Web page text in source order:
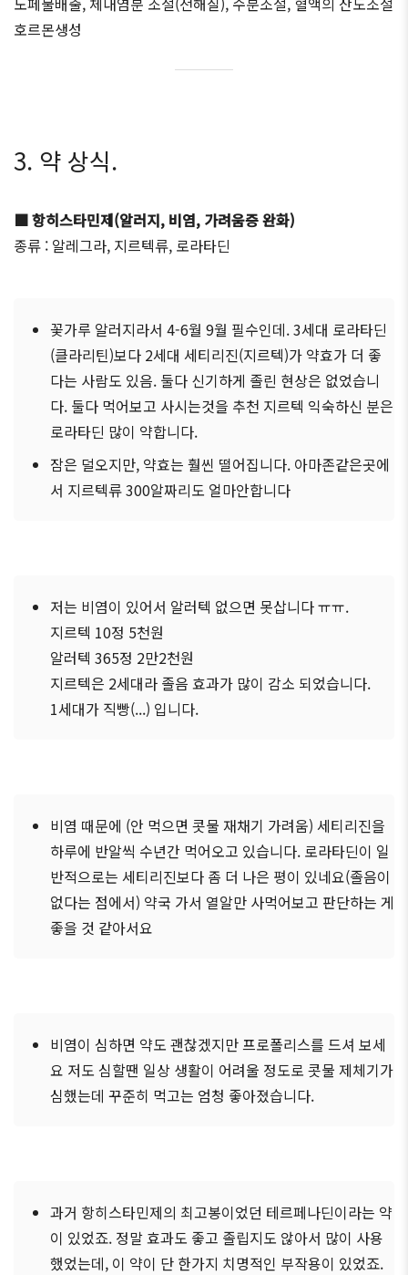
호르몬생성
3. 약 상식.
■ 항히스타민제(알러지, 비염, 가려움증 완화)
종류 : 알레그라, 지르텍류, 로라타딘
꽃가루 알러지라서 4-6월 9월 필수인데. 3세대 로라타딘
(클라리틴)보다 2세대 세티리진(지르텍)가 약효가 더 좋
다는 사람도 있음. 둘다 신기하게 졸린 현상은 없었습니
다. 둘다 먹어보고 사시는것을 추천 지르텍 익숙하신 분은
로라타딘 많이 약합니다.
잠은 덜오지만, 약효는 훨씬 떨어집니다. 아마존같은곳에
서 지르텍류 300알짜리도 얼마안합니다
저는 비염이 있어서 알러텍 없으면 못삽니다 ㅠㅠ.
지르텍 10정 5천원
알러텍 365정 2만2천원
지르텍은 2세대라 졸음 효과가 많이 감소 되었습니다.
1세대가 직빵(...) 입니다.
비염 때문에 (안 먹으면 콧물 재채기 가려움) 세티리진을
하루에 반알씩 수년간 먹어오고 있습니다. 로라타딘이 일
반적으로는 세티리진보다 좀 더 나은 평이 있네요(졸음이
없다는 점에서) 약국 가서 열알만 사먹어보고 판단하는 게
좋을 것 같아서요
비염이 심하면 약도 괜찮겠지만 프로폴리스를 드셔 보세
요 저도 심할땐 일상 생활이 어려울 정도로 콧물 제체기가
심했는데 꾸준히 먹고는 엄청 좋아졌습니다.
과거 항히스타민제의 최고봉이었던 테르페나딘이라는 약
이 있었죠. 정말 효과도 좋고 졸립지도 않아서 많이 사용
했었는데, 이 약이 단 한가지 치명적인 부작용이 있었죠.